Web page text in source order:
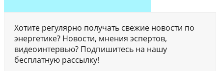
Хотите регулярно получать свежие новости по
энергетике? Новости, мнения эспертов,
видеоинтервью? Подпишитесь на нашу
бесплатную рассылку!